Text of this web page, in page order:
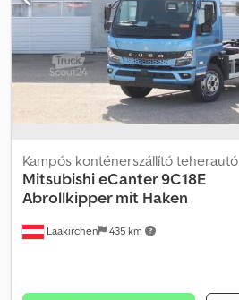
Laakirchen 435 km
Kampós konténerszállító teherautó
MitsubishieCanter 9C18E
Abrollkipper mit Haken